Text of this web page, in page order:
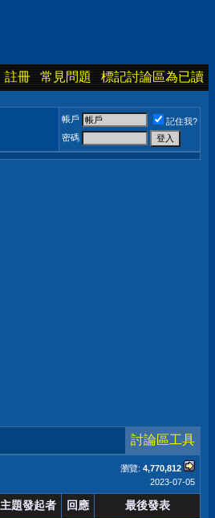
註冊 常見問題 標記討論區為已讀
帳戶
記住我?
密碼
討論區工具
瀏覽: 4,770,812
2023-07-05
主題發起者 回應 最後發表